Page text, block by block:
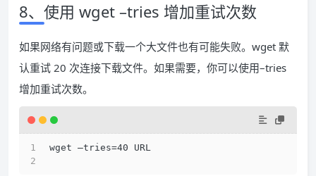
8、使用 wget –tries 增加重试次数
如果网络有问题或下载一个大文件也有可能失败。wget 默
认重试 20 次连接下载文件。如果需要，你可以使用–tries
增加重试次数。
wget –tries=40 URL